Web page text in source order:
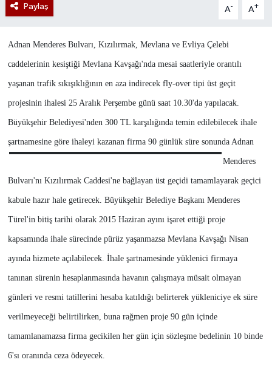
Paylaş A- A+
Adnan Menderes Bulvarı, Kızılırmak, Mevlana ve Evliya Çelebi
caddelerinin kesiştiği Mevlana Kavşağı'nda mesai saatleriyle orantılı
yaşanan trafik sıkışıklığının en aza indirecek fly-over tipi üst geçit
projesinin ihalesi 25 Aralık Perşembe günü saat 10.30'da yapılacak.
Büyükşehir Belediyesi'nden 300 TL karşılığında temin edilebilecek ihale
şartnamesine göre ihaleyi kazanan firma 90 günlük süre sonunda Adnan
Menderes
Bulvarı'nı Kızılırmak Caddesi'ne bağlayan üst geçidi tamamlayarak geçici
kabule hazır hale getirecek. Büyükşehir Belediye Başkanı Menderes
Türel'in bitiş tarihi olarak 2015 Haziran ayını işaret ettiği proje
kapsamında ihale sürecinde pürüz yaşanmazsa Mevlana Kavşağı Nisan
ayında hizmete açılabilecek. İhale şartnamesinde yüklenici firmaya
tanınan sürenin hesaplanmasında havanın çalışmaya müsait olmayan
günleri ve resmi tatillerini hesaba katıldığı belirterek yükleniciye ek süre
verilmeyeceği belirtilirken, buna rağmen proje 90 gün içinde
tamamlanamazsa firma gecikilen her gün için sözleşme bedelinin 10 binde
6'sı oranında ceza ödeyecek.